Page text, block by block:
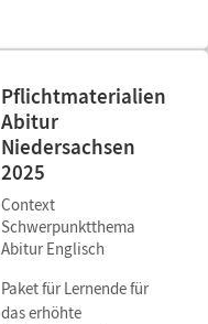
Pflichtmaterialien
Abitur
Niedersachsen
2025
Context
Schwerpunktthema
Abitur Englisch
Paket für Lernende für
das erhöhte